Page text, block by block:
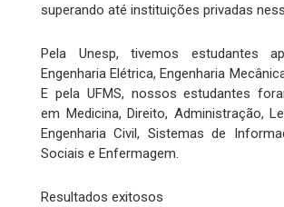
superando até instituições privadas
Pela Unesp, tivemos estudantes
Engenharia Elétrica, Engenharia
E pela UFMS, nossos estudantes
em Medicina, Direito, Administração,
Engenharia Civil, Sistemas de
Sociais e Enfermagem.
Resultados exitosos